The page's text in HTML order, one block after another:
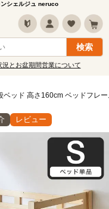
シェルジュ neruco
況とお盆期間営業について
ベッド 高さ160cm ベッドフレ
レビュー